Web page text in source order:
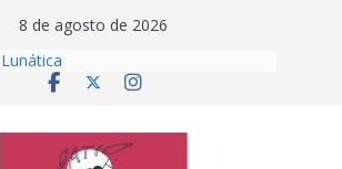
8 de agosto de 2026
Lunática
Pero, hasta entonces…
‘La broma infinita’ de recomendar
lecturas veraniegas